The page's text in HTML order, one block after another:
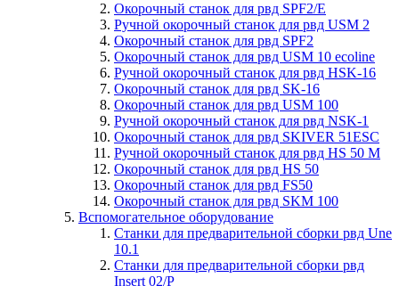
Окорочный станок для рвд SPF2/E
Ручной окорочный станок для рвд USM 2
Окорочный станок для рвд SPF2
Окорочный станок для рвд USM 10 ecoline
Ручной окорочный станок для рвд HSK-16
Окорочный станок для рвд SK-16
Окорочный станок для рвд USM 100
Ручной окорочный станок для рвд NSK-1
Окорочный станок для рвд SKIVER 51ESC
Ручной окорочный станок для рвд HS 50 M
Окорочный станок для рвд HS 50
Окорочный станок для рвд FS50
Окорочный станок для рвд SKM 100
Вспомогательное оборудование
Станки для предварительной сборки рвд Une
10.1
Станки для предварительной сборки рвд
Insert 02/P